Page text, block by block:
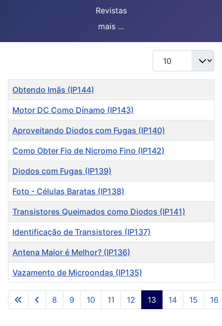
Revistas
mais ...
Mostrar #
Artigos
Título
Obtendo Imãs (IP144)
Motor DC Como Dínamo (IP143)
Aproveitando Diodos com Fugas (IP140)
Como Obter Fio de Nicromo Fino (IP142)
Diodos com Fugas (IP139)
Foto - Células Baratas (IP138)
Transistores Queimados como Diodos (IP141)
Identificação de Transistores (IP137)
Antena Maior é Melhor? (IP136)
Vazamento de Microondas (IP135)
Página 13 de 27
8 9 10 11 12 13 14 15 16